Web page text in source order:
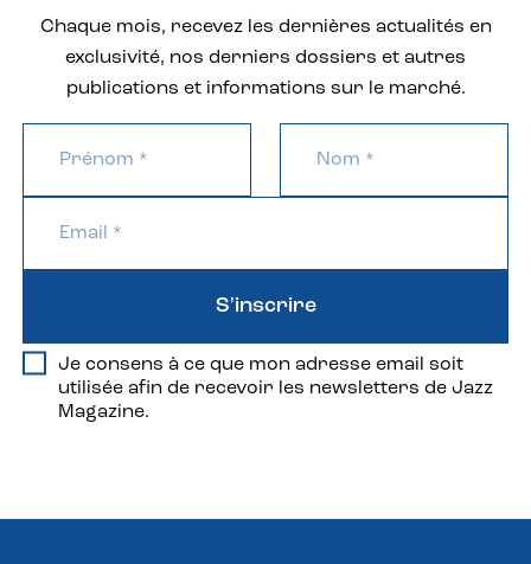
Chaque mois, recevez les dernières actualités en
exclusivité, nos derniers dossiers et autres
publications et informations sur le marché.
Je consens à ce que mon adresse email soit
utilisée afin de recevoir les newsletters de Jazz
Magazine.
S'inscrire